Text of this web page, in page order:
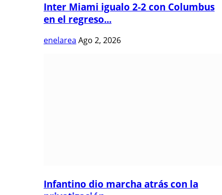
Inter Miami igualo 2-2 con Columbus
en el regreso...
enelarea Ago 2, 2026
Infantino dio marcha atrás con la